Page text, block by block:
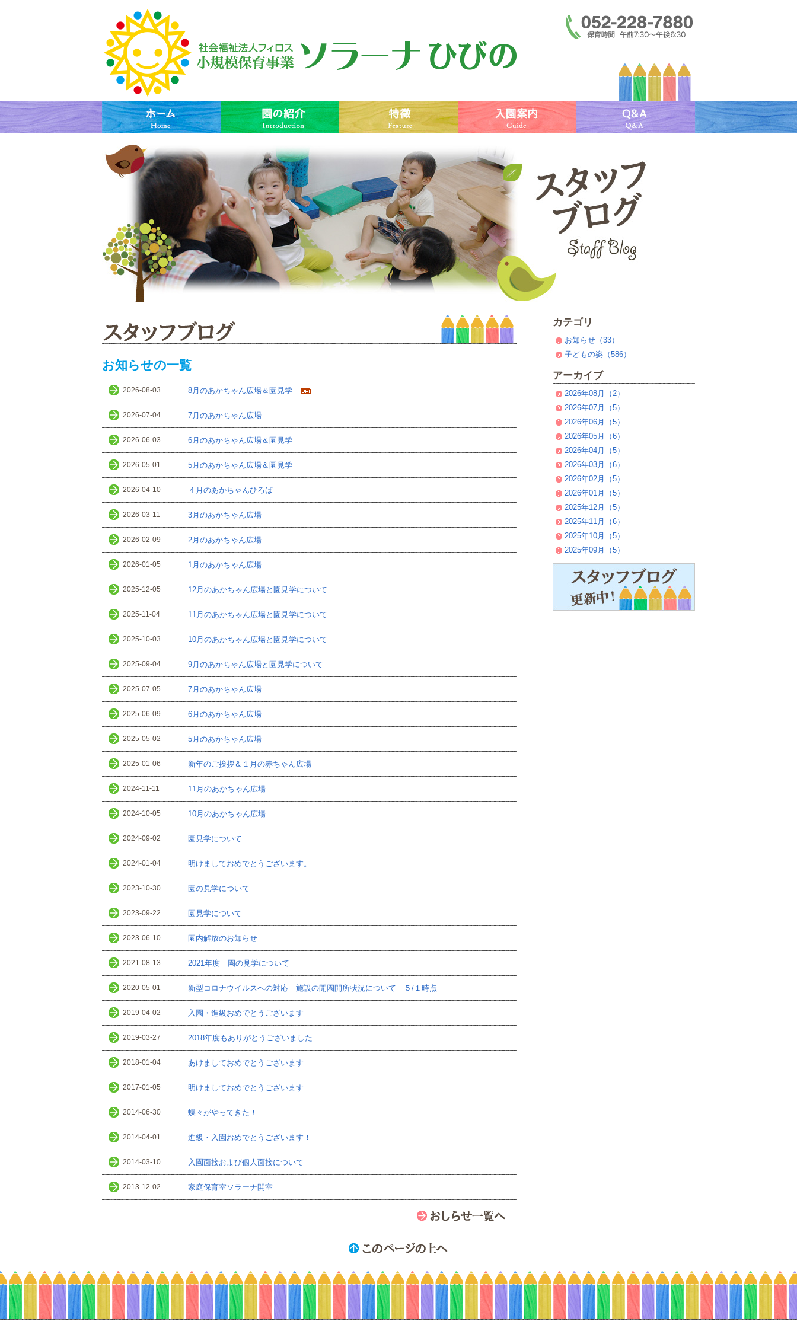
お知らせの一覧
2026-08-03 8月のあかちゃん広場＆園見学
2026-07-04 7月のあかちゃん広場
2026-06-03 6月のあかちゃん広場＆園見学
2026-05-01 5月のあかちゃん広場＆園見学
2026-04-10 ４月のあかちゃんひろば
2026-03-11 3月のあかちゃん広場
2026-02-09 2月のあかちゃん広場
2026-01-05 1月のあかちゃん広場
2025-12-05 12月のあかちゃん広場と園見学について
2025-11-04 11月のあかちゃん広場と園見学について
2025-10-03 10月のあかちゃん広場と園見学について
2025-09-04 9月のあかちゃん広場と園見学について
2025-07-05 7月のあかちゃん広場
2025-06-09 6月のあかちゃん広場
2025-05-02 5月のあかちゃん広場
2025-01-06 新年のご挨拶＆１月の赤ちゃん広場
2024-11-11 11月のあかちゃん広場
2024-10-05 10月のあかちゃん広場
2024-09-02 園見学について
2024-01-04 明けましておめでとうございます。
2023-10-30 園の見学について
2023-09-22 園見学について
2023-06-10 園内解放のお知らせ
2021-08-13 2021年度 園の見学について
2020-05-01 新型コロナウイルスへの対応 施設の開園開所状況について ５/１時点
2019-04-02 入園・進級おめでとうございます
2019-03-27 2018年度もありがとうございました
2018-01-04 あけましておめでとうございます
2017-01-05 明けましておめでとうございます
2014-06-30 蝶々がやってきた！
2014-04-01 進級・入園おめでとうございます！
2014-03-10 入園面接および個人面接について
2013-12-02 家庭保育室ソラーナ開室
カテゴリ
お知らせ（33）
子どもの姿（586）
アーカイブ
2026年08月（2）
2026年07月（5）
2026年06月（5）
2026年05月（6）
2026年04月（5）
2026年03月（6）
2026年02月（5）
2026年01月（5）
2025年12月（5）
2025年11月（6）
2025年10月（5）
2025年09月（5）